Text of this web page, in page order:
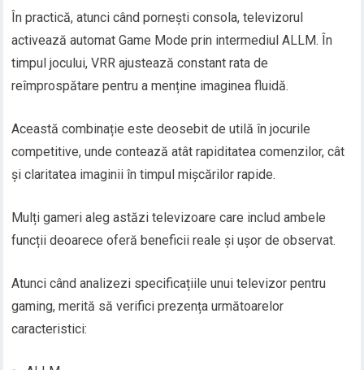
În practică, atunci când pornești consola, televizorul
activează automat Game Mode prin intermediul ALLM. În
timpul jocului, VRR ajustează constant rata de
reîmprospătare pentru a menține imaginea fluidă.
Această combinație este deosebit de utilă în jocurile
competitive, unde contează atât rapiditatea comenzilor, cât
și claritatea imaginii în timpul mișcărilor rapide.
Mulți gameri aleg astăzi televizoare care includ ambele
funcții deoarece oferă beneficii reale și ușor de observat.
Atunci când analizezi specificațiile unui televizor pentru
gaming, merită să verifici prezența următoarelor
caracteristici: